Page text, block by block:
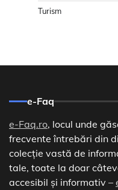
Turism
e-Faq
e-Faq.ro, locul unde
frecvente întrebări din
colecție vastă de
tale, toate la doar
accesibil și informativ –